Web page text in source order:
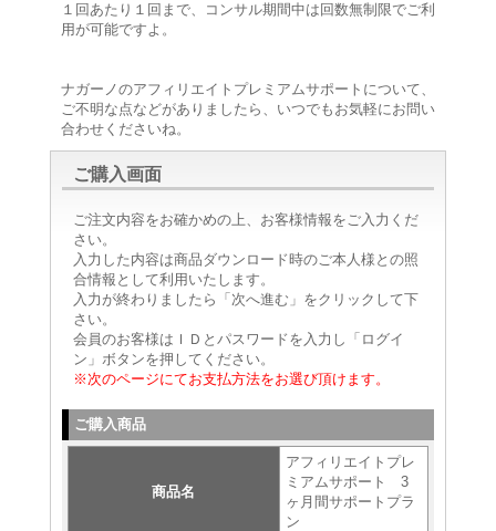
１回あたり１回まで、コンサル期間中は回数無制限でご利
用が可能ですよ。
ナガーノのアフィリエイトプレミアムサポートについて、
ご不明な点などがありましたら、いつでもお気軽にお問い
合わせくださいね。
ご購入画面
ご注文内容をお確かめの上、お客様情報をご入力くだ
さい。
入力した内容は商品ダウンロード時のご本人様との照
合情報として利用いたします。
入力が終わりましたら「次へ進む」をクリックして下
さい。
会員のお客様はＩＤとパスワードを入力し「ログイ
ン」ボタンを押してください。
※次のページにてお支払方法をお選び頂けます。
ご購入商品
商品名
アフィリエイトプレ
ミアムサポート 3
ヶ月間サポートプラ
ン